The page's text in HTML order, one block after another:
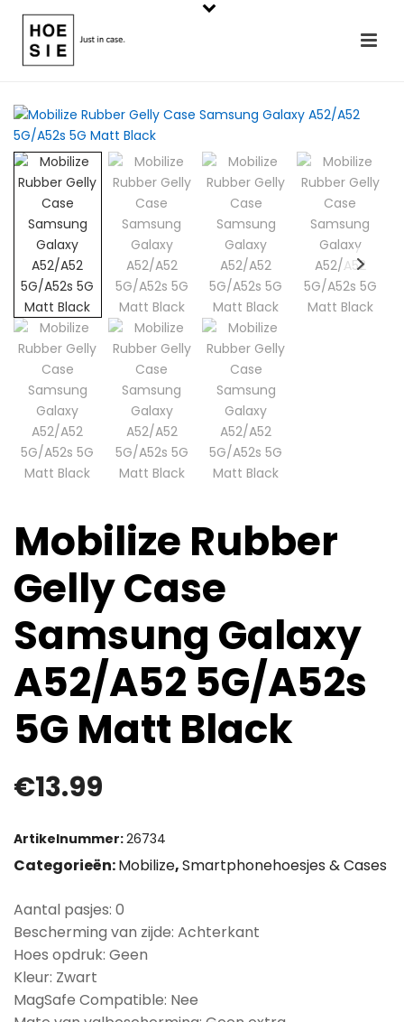
Mobilize Rubber
Gelly Case
Samsung Galaxy
A52/A52 5G/A52s
5G Matt Black
€13.99
Artikelnummer:26734
Categorieën:Mobilize,Smartphonehoesjes & Cases
Aantal pasjes: 0
Bescherming van zijde: Achterkant
Hoes opdruk: Geen
Kleur: Zwart
MagSafe Compatible: Nee